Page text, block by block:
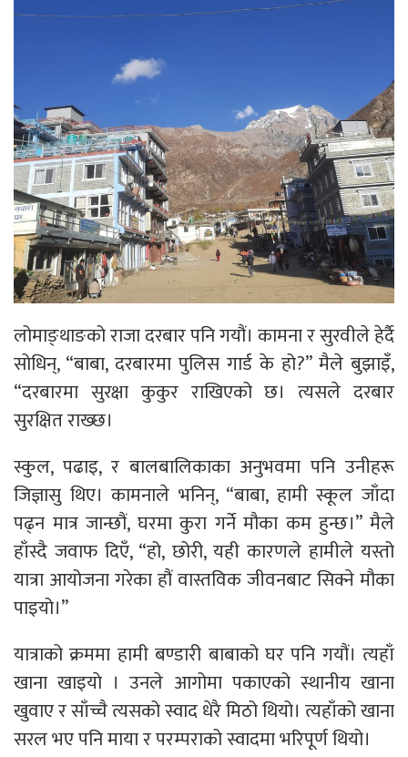
लोमाङ्थाङको राजा दरबार पनि गयौं। कामना र सुरवीले हेर्दै
सोधिन्, “बाबा, दरबारमा पुलिस गार्ड के हो?” मैले बुझाइँ,
“दरबारमा सुरक्षा कुकुर राखिएको छ। त्यसले दरबार
सुरक्षित राख्छ।
स्कुल, पढाइ, र बालबालिकाका अनुभवमा पनि उनीहरू
जिज्ञासु थिए। कामनाले भनिन्, “बाबा, हामी स्कूल जाँदा
पढ्न मात्र जान्छौं, घरमा कुरा गर्ने मौका कम हुन्छ।” मैले
हाँस्दै जवाफ दिएँ, “हो, छोरी, यही कारणले हामीले यस्तो
यात्रा आयोजना गरेका हौं वास्तविक जीवनबाट सिक्ने मौका
पाइयो।”
यात्राको क्रममा हामी बण्डारी बाबाको घर पनि गयौं। त्यहाँ
खाना खाइयाे । उनले आगोमा पकाएको स्थानीय खाना
खुवाए र साँच्चै त्यसको स्वाद धेरै मिठो थियो। त्यहाँको खाना
सरल भए पनि माया र परम्पराको स्वादमा भरिपूर्ण थियो।